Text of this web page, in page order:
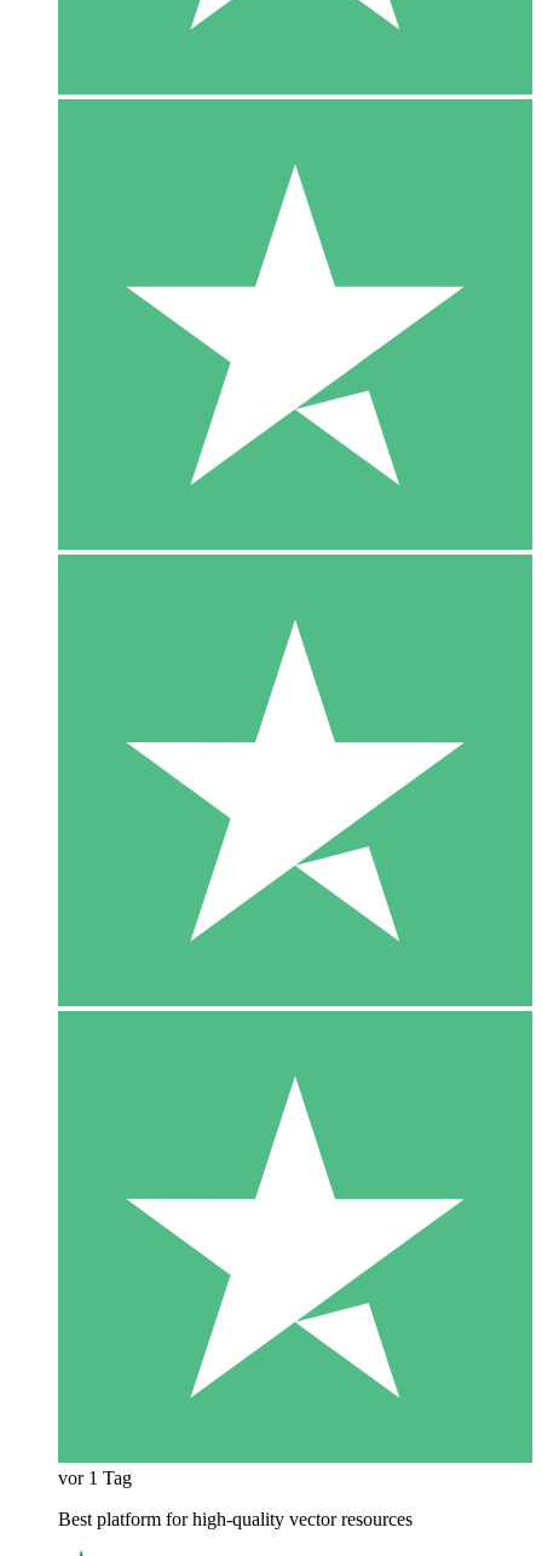
vor 1 Tag
Best platform for high-quality vector resources